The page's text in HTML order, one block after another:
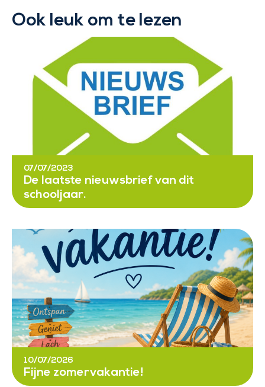
Ook leuk om te lezen
07/07/2023
De laatste nieuwsbrief van dit
schooljaar.
10/07/2026
Fijne zomervakantie!